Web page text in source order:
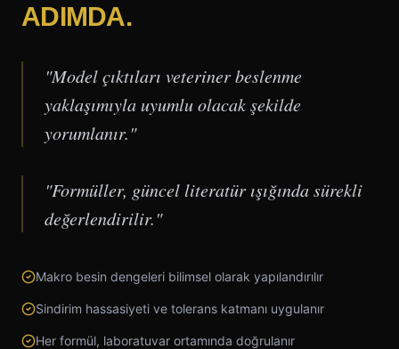
ADIMDA.
"Model çıktıları veteriner beslenme
yaklaşımıyla uyumlu olacak şekilde
yorumlanır."
"Formüller, güncel literatür ışığında sürekli
değerlendirilir."
Makro besin dengeleri bilimsel olarak yapılandırılır
Sindirim hassasiyeti ve tolerans katmanı uygulanır
Her formül, laboratuvar ortamında doğrulanır